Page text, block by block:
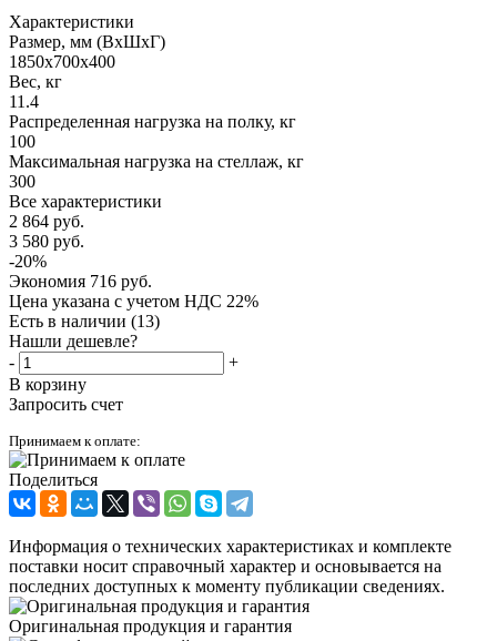
Характеристики
Размер, мм (ВхШхГ)
1850x700x400
Вес, кг
11.4
Распределенная нагрузка на полку, кг
100
Максимальная нагрузка на стеллаж, кг
300
Все характеристики
2 864 руб.
3 580 руб.
-20%
Экономия 716 руб.
Цена указана с учетом НДС 22%
Есть в наличии (13)
Нашли дешевле?
-
+
В корзину
Запросить счет
Принимаем к оплате:
Поделиться
Информация о технических характеристиках и комплекте
поставки носит справочный характер и основывается на
последних доступных к моменту публикации сведениях.
Оригинальная продукция и гарантия